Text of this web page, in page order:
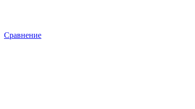
Сравнение